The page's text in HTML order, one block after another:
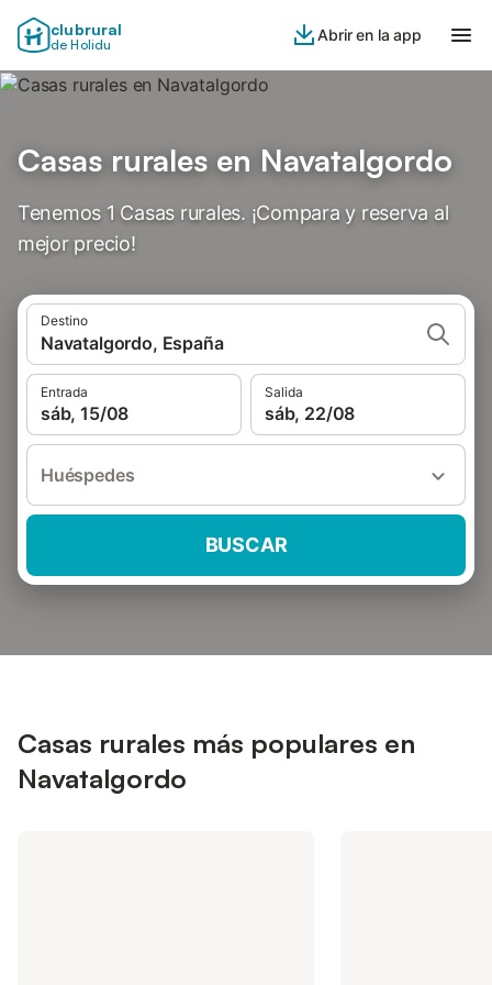
clubrural
de Holidu
Abrir en la app
Casas rurales en Navatalgordo
Tenemos 1 Casas rurales. ¡Compara y reserva al
mejor precio!
Destino
Navatalgordo, España
Entrada
sáb, 15/08
Salida
sáb, 22/08
Huéspedes
BUSCAR
Casas rurales más populares en
Navatalgordo